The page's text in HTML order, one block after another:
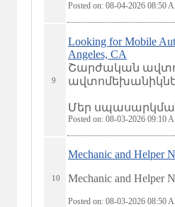
Posted on: 08-04-2026 08:50
9
Looking for Mobile
Angeles, CA
Շարժական
Մեր
Posted on: 08-03-2026 09:10
10
Mechanic and Helper
Mechanic and Helper
Posted on: 08-03-2026 08:50